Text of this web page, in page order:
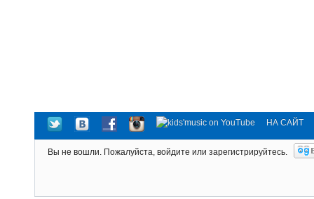
НА САЙТ
Вы не вошли. Пожалуйста, войдите или зарегистрируйтесь.